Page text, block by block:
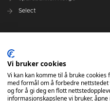
Select
Spillerstall
Administrasjon
Styret
Vi bruker cookies
Vi kan kan komme til å bruke
med formål om å forbedre
og for å gi deg en flott
informasjonskapslene vi bruker,